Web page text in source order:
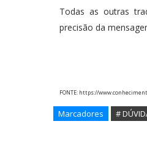
Todas as outras
precisão da
FONTE: https://
Marcadores #